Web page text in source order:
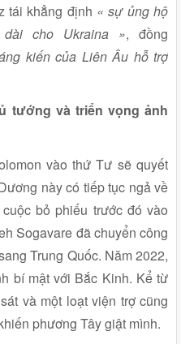
tái khẳng định « sự ủng hộ
cho Ukraina », đồng
kiến của Liên Âu hỗ trợ
tướng và triển vọng ảnh
vào thứ Tư sẽ quyết
này có tiếp tục ngả về
bỏ phiếu trước đó vào
Sogavare đã chuyển công
Trung Quốc. Năm 2022,
bí mật với Bắc Kinh. Kể từ
và một loạt viện trợ cũng
phương Tây giật mình.